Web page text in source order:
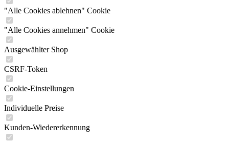
"Alle Cookies ablehnen" Cookie
"Alle Cookies annehmen" Cookie
Ausgewählter Shop
CSRF-Token
Cookie-Einstellungen
Individuelle Preise
Kunden-Wiedererkennung